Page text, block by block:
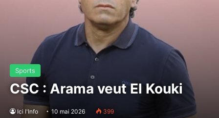
Sports
CSC : Arama veut El Kouki
Ici l'Info 10 mai 2026 399